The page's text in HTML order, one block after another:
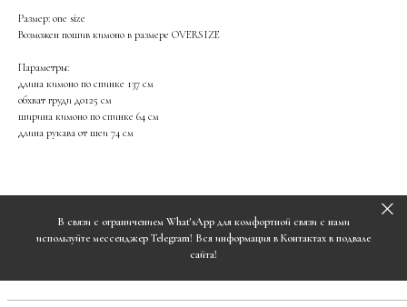
Размер: one size
Возможен пошив кимоно в размере OVERSIZE
Параметры:
длина кимоно по спинке 137 см
обхват груди до125 см
ширина кимоно по спинке 64 см
длина рукава от шеи 74 см
В связи с ограничением What'sApp для комфортной связи с нами
используйте мессенджер Telegram! Вся информация в Контактах в подвале
сайта!